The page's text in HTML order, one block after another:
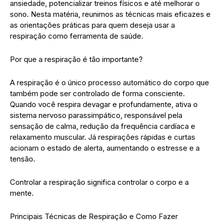
ansiedade, potencializar treinos físicos e até melhorar o
sono. Nesta matéria, reunimos as técnicas mais eficazes e
as orientações práticas para quem deseja usar a
respiração como ferramenta de saúde.
Por que a respiração é tão importante?
A respiração é o único processo automático do corpo que
também pode ser controlado de forma consciente.
Quando você respira devagar e profundamente, ativa o
sistema nervoso parassimpático, responsável pela
sensação de calma, redução da frequência cardíaca e
relaxamento muscular. Já respirações rápidas e curtas
acionam o estado de alerta, aumentando o estresse e a
tensão.
Controlar a respiração significa controlar o corpo e a
mente.
Principais Técnicas de Respiração e Como Fazer